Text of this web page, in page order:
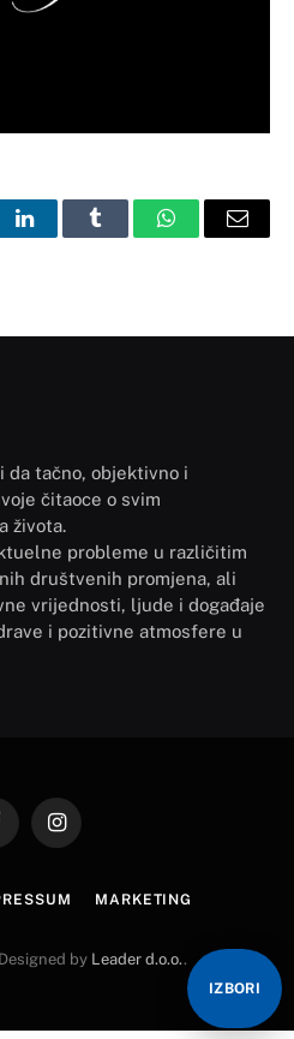
LinkedInTumblr WhatsAppEmail
da tačno, objektivno i
čitaoce o svim
života.
probleme u različitim
društvenih promjena, ali
vrijednosti, ljude i događaje
i pozitivne atmosfere u
Instagram
MARKETING
by Leader d.o.o..
IZBORI